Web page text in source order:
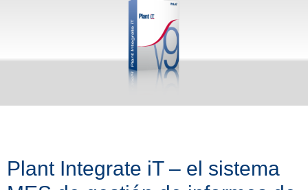
Academy
Plant Integrate iT – el sistema